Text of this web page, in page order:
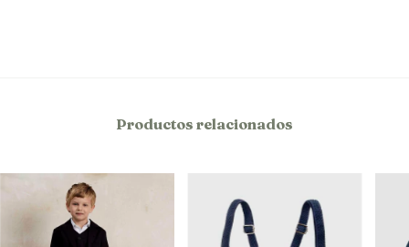
Productos relacionados